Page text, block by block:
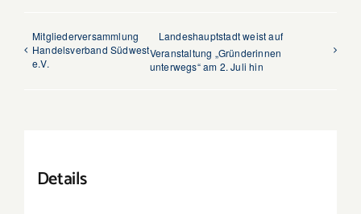
Mitgliederversammlung
Handelsverband Südwest
e.V.
Landeshauptstadt weist auf
Veranstaltung „Gründerinnen
unterwegs“ am 2. Juli hin
Details